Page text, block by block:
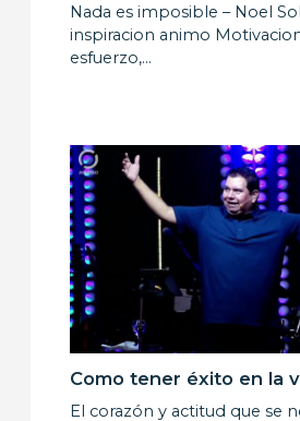
Nada es imposible – Noel
inspiracion animo
esfuerzo,…
Como tener éxito en la
El corazón y actitud que se